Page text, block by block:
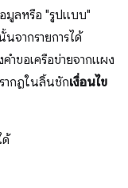
ลหรือ "รูปแบบ"
จากรายการได้
ขอเครือข่ายจากแผง
ากฏในลิ้นชักเงื่อนไข